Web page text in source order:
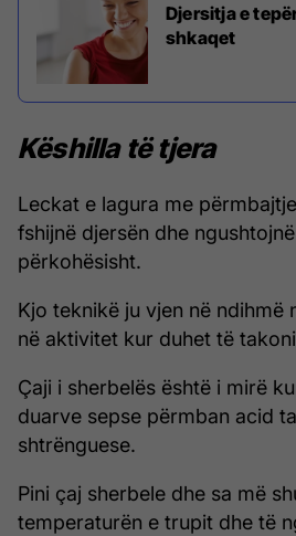
Djersitja e
shkaqet
Këshilla të tjera
Leckat e lagura me
fshijnë djersën dhe
përkohësisht.
Kjo teknikë ju vjen në ndihmë
në aktivitet kur duhet të
Çaji i sherbelës është i mirë
duarve sepse përmban acid
shtrënguese.
Pini çaj sherbele dhe sa më
temperaturën e trupit dhe të